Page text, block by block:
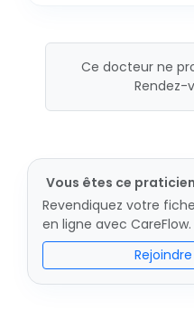
Ce docteur ne
Rendez-
Vous êtes ce
Revendiquez votre
en ligne avec CareFlow.